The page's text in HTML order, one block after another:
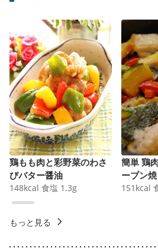
鶏もも肉と彩野菜のわさ
びバター醤油
148kcal 食塩 1.3g
簡単 鶏
ーブン焼
151 kcal
もっと見る